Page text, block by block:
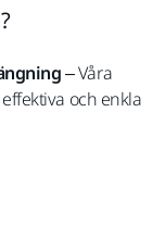
– Våra
och enkla